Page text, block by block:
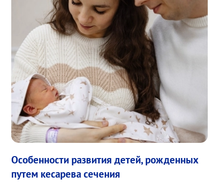
Особенности развития детей, рожденных
путем кесарева сечения